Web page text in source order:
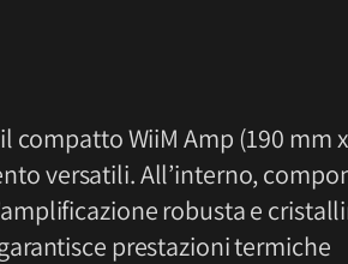
WiiM Amp (190 mm x
versatili. All’interno,
robusta e
prestazioni termiche